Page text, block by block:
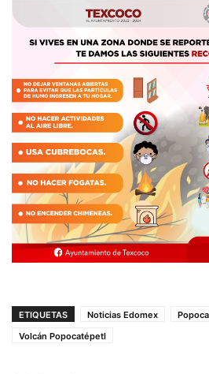
ETIQUETAS Noticias Edomex
Volcán Popocatépetl